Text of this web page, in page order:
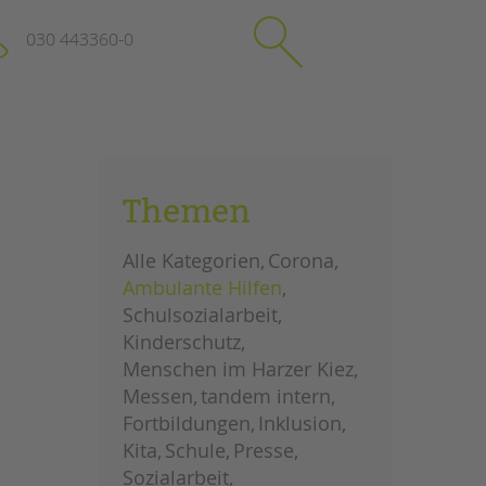
Impressum
Datenschutz
Hinweisgebersystem
Intranet
schließen
030 443360-0
SuchenThemen
Alle Kategorien Corona
Ambulante Hilfen
Schulsozialarbeit
Kinderschutz
Menschen im Harzer Kiez
Messen tandem intern
Fortbildungen Inklusion
Kita Schule Presse
Sozialarbeit